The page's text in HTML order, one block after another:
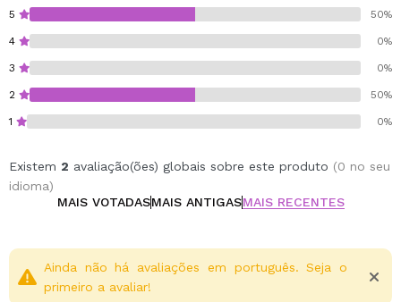
5 50%
4 0%
3 0%
2 50%
1 0%
Existem 2 avaliação(ões) globais sobre este produto (0 no seu
idioma)
MAIS VOTADASMAIS ANTIGASMAIS RECENTES
Ainda não há avaliações em português. Seja o
primeiro a avaliar!